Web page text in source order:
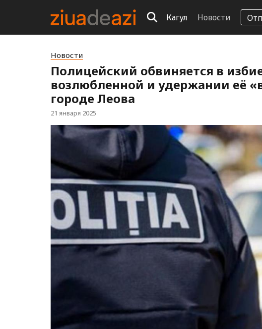
Кагул Новости
Новости
Полицейский обвиняется в
возлюбленной и удержании её
городе Леова
21 января 2025